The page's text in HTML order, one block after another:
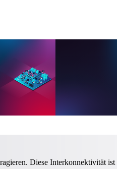
Diese Interkonnektivität ist